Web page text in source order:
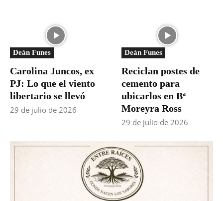
Deán Funes
Carolina Juncos, ex
PJ: Lo que el viento
libertario se llevó
29 de julio de 2026
Deán Funes
Reciclan postes de
cemento para
ubicarlos en Bª
Moreyra Ross
29 de julio de 2026